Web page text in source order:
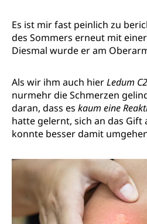
Es ist mir fast peinlich zu
des Sommers erneut mit
Diesmal wurde er am
Als wir ihm auch hierLedum
nurmehr die Schmerzen
daran, dass es kaum eine
hatte gelernt, sich an das Gift
konnte besser damit